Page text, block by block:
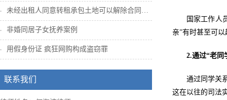
未经出租人同意转租承包土地可以解除合同吗...
非婚同居子女抚养案例
用假身份证 疯狂网购构成盗窃罪
联系我们
国家工作人
亲”有时甚至可
2.通过“老同
通过同学关
这在以往的司法